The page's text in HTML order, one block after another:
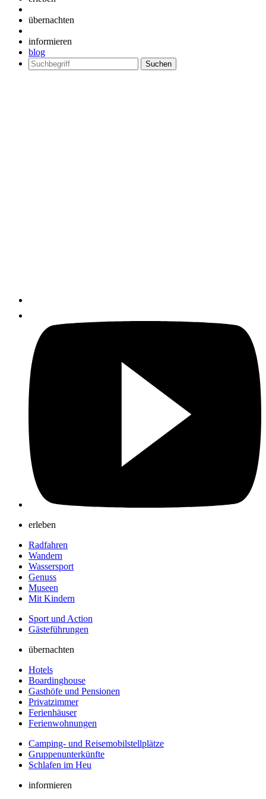
übernachten
informieren
blog
Suchen
nach:
erleben
Radfahren
Wandern
Wassersport
Genuss
Museen
Mit Kindern
Sport und Action
Gästeführungen
übernachten
Hotels
Boardinghouse
Gasthöfe und Pensionen
Privatzimmer
Ferienhäuser
Ferienwohnungen
Camping- und Reisemobilstellplätze
Gruppenunterkünfte
Schlafen im Heu
informieren